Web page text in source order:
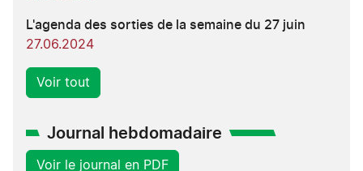
L'agenda des sorties de la semaine du 27 juin
27.06.2024
Voir tout
Journal hebdomadaire
Voir le journal en PDF